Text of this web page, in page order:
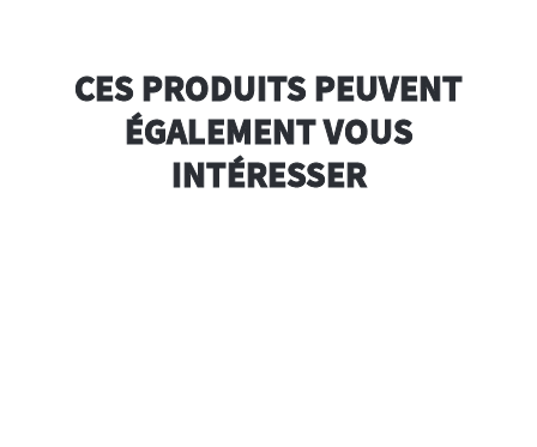
CES PRODUITS PEUVENT
ÉGALEMENT VOUS
INTÉRESSER